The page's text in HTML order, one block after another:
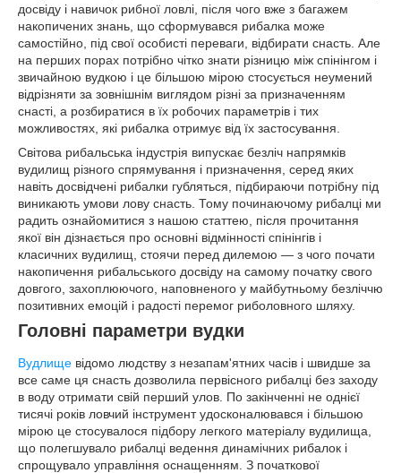
досвіду і навичок рибної ловлі, після чого вже з багажем
накопичених знань, що сформувався рибалка може
самостійно, під свої особисті переваги, відбирати снасть. Але
на перших порах потрібно чітко знати різницю між спінінгом і
звичайною вудкою і це більшою мірою стосується неумений
відрізняти за зовнішнім виглядом різні за призначенням
снасті, а розбиратися в їх робочих параметрів і тих
можливостях, які рибалка отримує від їх застосування.
Світова рибальська індустрія випускає безліч напрямків
вудилищ різного спрямування і призначення, серед яких
навіть досвідчені рибалки губляться, підбираючи потрібну під
виникають умови лову снасть. Тому починаючому рибалці ми
радить ознайомитися з нашою статтею, після прочитання
якої він дізнається про основні відмінності спінінгів і
класичних вудилищ, стоячи перед дилемою — з чого почати
накопичення рибальського досвіду на самому початку свого
довгого, захоплюючого, наповненого у майбутньому безліччю
позитивних емоцій і радості перемог риболовного шляху.
Головні параметри вудки
Вудлище відомо людству з незапам'ятних часів і швидше за
все саме ця снасть дозволила первісного рибалці без заходу
в воду отримати свій перший улов. По закінченні не однієї
тисячі років ловчий інструмент удосконалювався і більшою
мірою це стосувалося підбору легкого матеріалу вудилища,
що полегшувало рибалці ведення динамічних рибалок і
спрощувало управління оснащенням. З початкової